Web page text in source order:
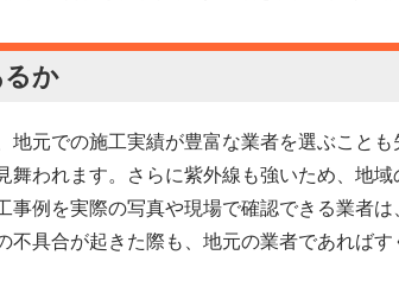
るか
地元での施工実績が豊富な業者を選ぶこと
われます。さらに紫外線も強いため、地
例を実際の写真や現場で確認できる業者
不具合が起きた際も、地元の業者であれば